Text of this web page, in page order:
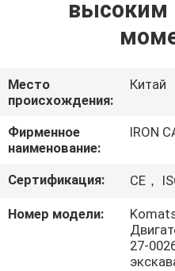
ШОУ
О
КОМПАНИИ
НАША
высоким
Место
происхождения:
Китай
Фирменное
наименование:
IRON
Сертификация: CE，
Номер модели:
27-